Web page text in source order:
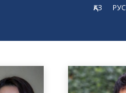
ҚАЗ РУС